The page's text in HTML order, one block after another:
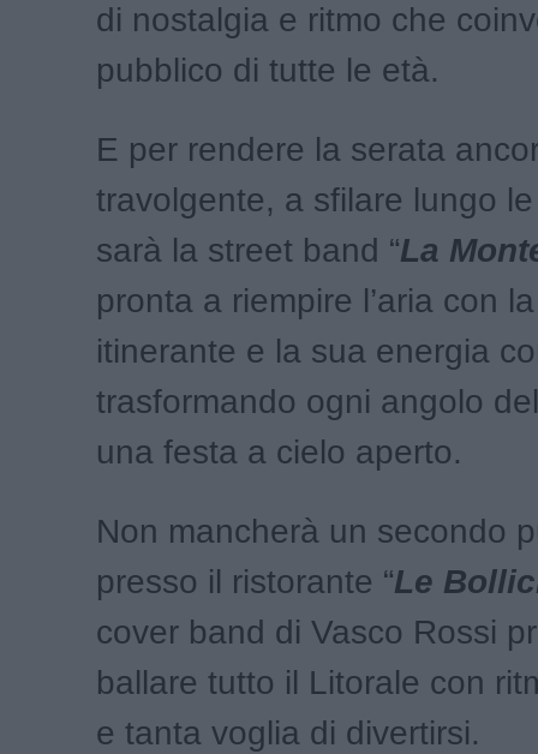
di nostalgia e ritmo che
pubblico di tutte le età.
E per rendere la serata
travolgente, a sfilare lungo
sarà la street band “La
pronta a riempire l’aria con
itinerante e la sua energia
trasformando ogni angolo
una festa a cielo aperto.
Non mancherà un secondo
presso il ristorante “Le
cover band di Vasco Rossi
ballare tutto il Litorale con
e tanta voglia di divertirsi.